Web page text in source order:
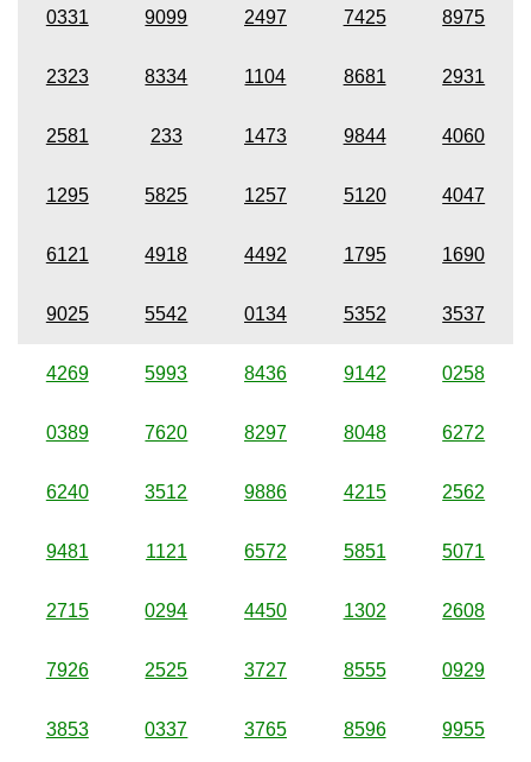
0331 9099 2497 7425 8975
2323 8334 1104 8681 2931
2581 233 1473 9844 4060
1295 5825 1257 5120 4047
6121 4918 4492 1795 1690
9025 5542 0134 5352 3537
4269 5993 8436 9142 0258
0389 7620 8297 8048 6272
6240 3512 9886 4215 2562
9481 1121 6572 5851 5071
2715 0294 4450 1302 2608
7926 2525 3727 8555 0929
3853 0337 3765 8596 9955